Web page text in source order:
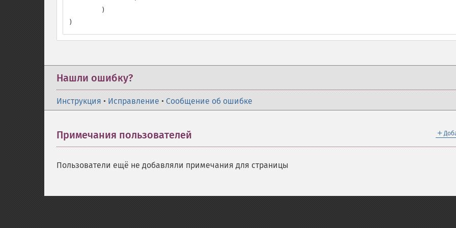
        )
)
Нашли ошибку?
Инструкция • Исправление • Сообщение об ошибке
＋
Примечания пользователей
Пользователи ещё не добавляли примечания для страницы